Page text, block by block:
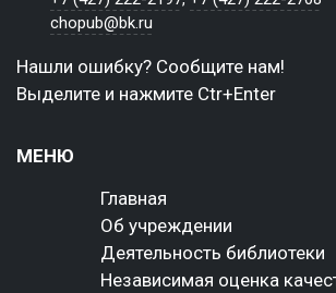
chopub@bk.ru
Нашли ошибку? Сообщите нам!
Выделите и нажмите Ctr+Enter
МЕНЮ
Главная
Об учреждении
Деятельность библиотеки
Независимая оценка